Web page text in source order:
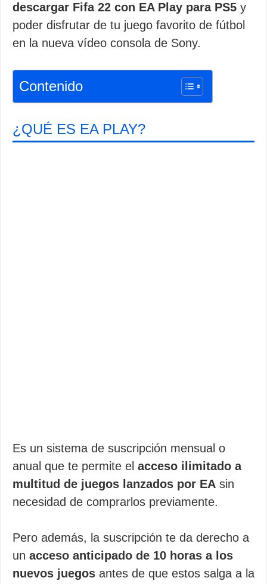
descargar Fifa 22 con EA Play para PS5 y
poder disfrutar de tu juego favorito de fútbol
en la nueva vídeo consola de Sony.
Contenido
¿QUÉ ES EA PLAY?
Es un sistema de suscripción mensual o
anual que te permite el acceso ilimitado a
multitud de juegos lanzados por EA sin
necesidad de comprarlos previamente.
Pero además, la suscripción te da derecho a
un acceso anticipado de 10 horas a los
nuevos juegos antes de que estos salga a la